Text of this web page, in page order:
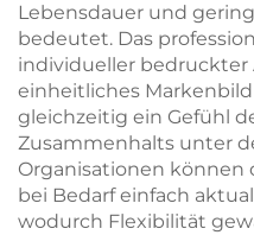
Lebensdauer und
bedeutet. Das
individueller bedruckter
einheitliches
gleichzeitig ein Gefühl
Zusammenhalts unter
Organisationen können
bei Bedarf einfach
wodurch Flexibilität